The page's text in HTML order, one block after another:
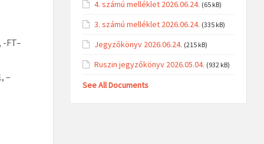
FT–
–
4. számú melléklet 2026.06.24. (65 kB)
3. számú melléklet 2026.06.24. (335 kB)
Jegyzőkönyv 2026.06.24. (215 kB)
Ruszin jegyzőkönyv 2026.05.04. (932 kB)
See All Documents